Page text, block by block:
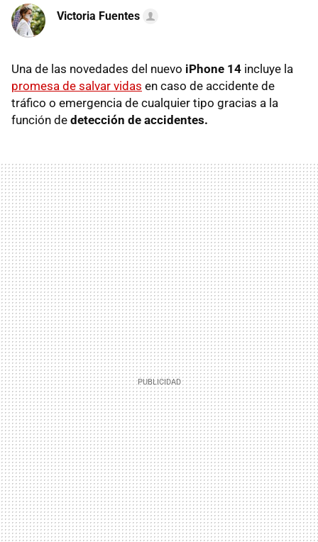
Victoria Fuentes
Una de las novedades del nuevo iPhone 14 incluye la
promesa de salvar vidas en caso de accidente de
tráfico o emergencia de cualquier tipo gracias a la
función de detección de accidentes.